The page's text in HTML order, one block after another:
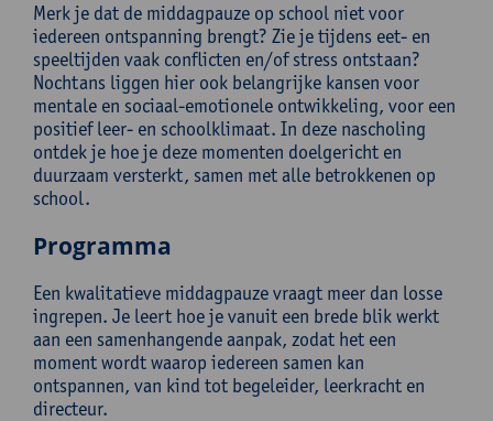
Merk je dat de middagpauze op school niet voor
iedereen ontspanning brengt? Zie je tijdens eet- en
speeltijden vaak conflicten en/of stress ontstaan?
Nochtans liggen hier ook belangrijke kansen voor
mentale en sociaal-emotionele ontwikkeling, voor een
positief leer- en schoolklimaat. In deze nascholing
ontdek je hoe je deze momenten doelgericht en
duurzaam versterkt, samen met alle betrokkenen op
school.
Programma
Een kwalitatieve middagpauze vraagt meer dan losse
ingrepen. Je leert hoe je vanuit een brede blik werkt
aan een samenhangende aanpak, zodat het een
moment wordt waarop iedereen samen kan
ontspannen, van kind tot begeleider, leerkracht en
directeur.